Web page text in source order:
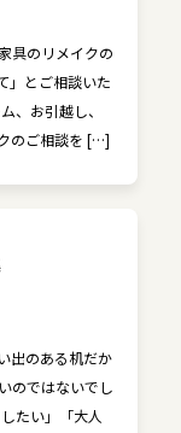
具のリメイクの
」とご相談いた
、お引越し、
のご相談を […]
出のある机だか
のではないでし
たい」「大人